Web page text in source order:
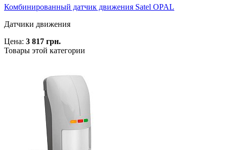
Комбинированный датчик движения Satel OPAL
Датчики движения
Цена: 3 817 грн.
Товары этой категории